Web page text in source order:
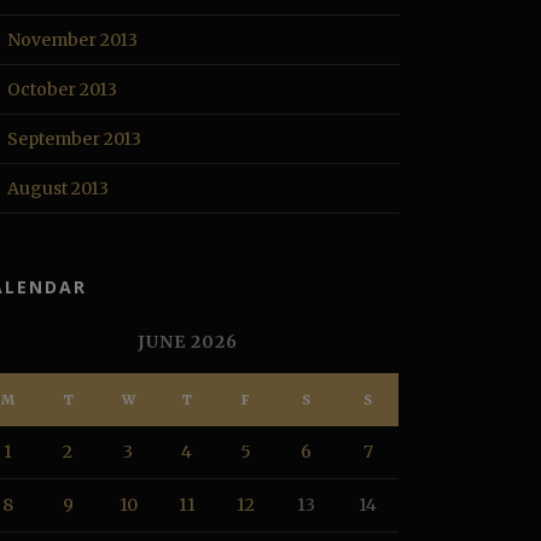
November 2013
October 2013
September 2013
August 2013
JUNE 2026
M T W T F S S
1 2 3 4 5 6 7
8 9 10 11 12 13 14